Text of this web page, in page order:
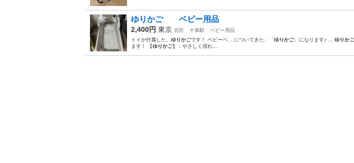
ゆりかご ベビー用品
2,400円 東京 北区 十条駅
ベビー用品
トイが付属した、 ゆりかごです！ ベビーベ… についてきた、「ゆりかご」になります♪ … ゆりかご
ます！ 【ゆりかご】：やさしく揺れ…